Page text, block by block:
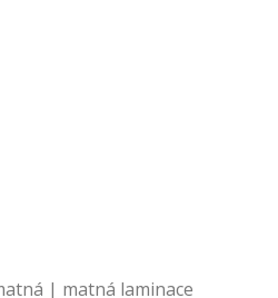
| matná laminace